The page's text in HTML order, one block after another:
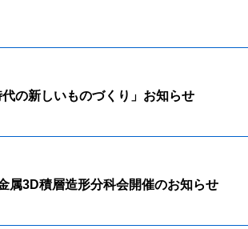
の新しいものづくり」お知らせ
3D積層造形分科会開催のお知らせ